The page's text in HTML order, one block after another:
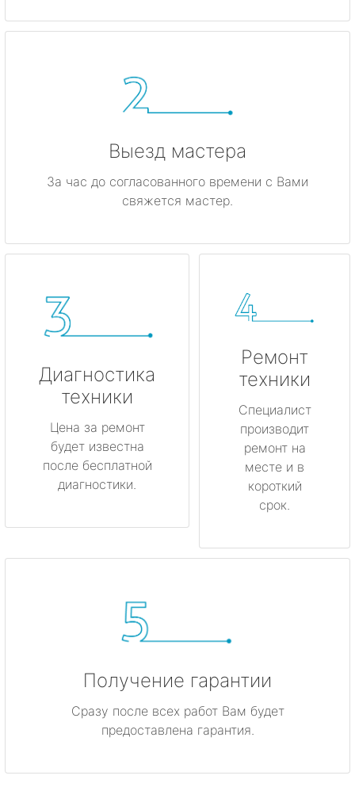
Выезд мастера
За час до согласованного времени с Вами
свяжется мастер.
Диагностика
техники
Цена за ремонт
будет известна
после бесплатной
диагностики.
Ремонт
техники
Специалист
производит
ремонт на
месте и в
короткий
срок.
Получение гарантии
Сразу после всех работ Вам будет
предоставлена гарантия.